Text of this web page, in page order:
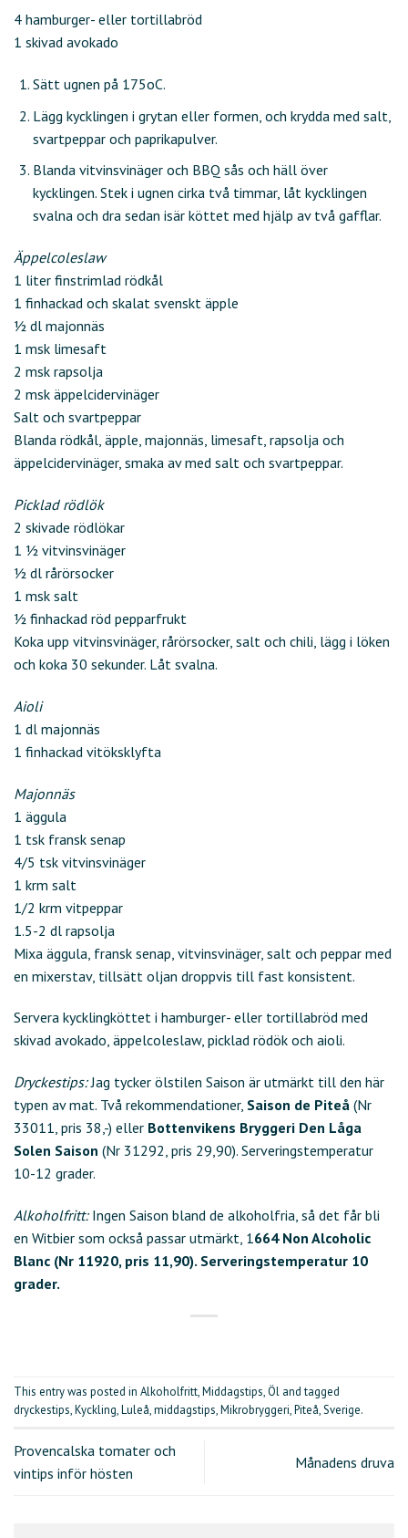
4 hamburger- eller tortillabröd
1 skivad avokado
Sätt ugnen på 175oC.
Lägg kycklingen i grytan eller formen, och krydda med salt,
svartpeppar och paprikapulver.
Blanda vitvinsvinäger och BBQ sås och häll över
kycklingen. Stek i ugnen cirka två timmar, låt kycklingen
svalna och dra sedan isär köttet med hjälp av två gafflar.
Äppelcoleslaw
1 liter finstrimlad rödkål
1 finhackad och skalat svenskt äpple
½ dl majonnäs
1 msk limesaft
2 msk rapsolja
2 msk äppelcidervinäger
Salt och svartpeppar
Blanda rödkål, äpple, majonnäs, limesaft, rapsolja och
äppelcidervinäger, smaka av med salt och svartpeppar.
Picklad rödlök
2 skivade rödlökar
1 ½ vitvinsvinäger
½ dl rårörsocker
1 msk salt
½ finhackad röd pepparfrukt
Koka upp vitvinsvinäger, rårörsocker, salt och chili, lägg i löken
och koka 30 sekunder. Låt svalna.
Aioli
1 dl majonnäs
1 finhackad vitöksklyfta
Majonnäs
1 äggula
1 tsk fransk senap
4/5 tsk vitvinsvinäger
1 krm salt
1/2 krm vitpeppar
1.5-2 dl rapsolja
Mixa äggula, fransk senap, vitvinsvinäger, salt och peppar med
en mixerstav, tillsätt oljan droppvis till fast konsistent.
Servera kycklingköttet i hamburger- eller tortillabröd med
skivad avokado, äppelcoleslaw, picklad rödök och aioli.
Dryckestips:Jag tycker ölstilen Saison är utmärkt till den här
typen av mat. Två rekommendationer, Saison de Piteå (Nr
33011, pris 38,-) eller Bottenvikens Bryggeri Den Låga
Solen Saison (Nr 31292, pris 29,90). Serveringstemperatur
10-12 grader.
Alkoholfritt: Ingen Saison bland de alkoholfria, så det får bli
en Witbier som också passar utmärkt, 1664 Non Alcoholic
Blanc (Nr 11920, pris 11,90). Serveringstemperatur 10
grader.
This entry was posted in Alkoholfritt,Middagstips,Öl and tagged
dryckestips,Kyckling,Luleå,middagstips,Mikrobryggeri,Piteå,Sverige.
Provencalska tomater och
vintips inför hösten
Månadens druva